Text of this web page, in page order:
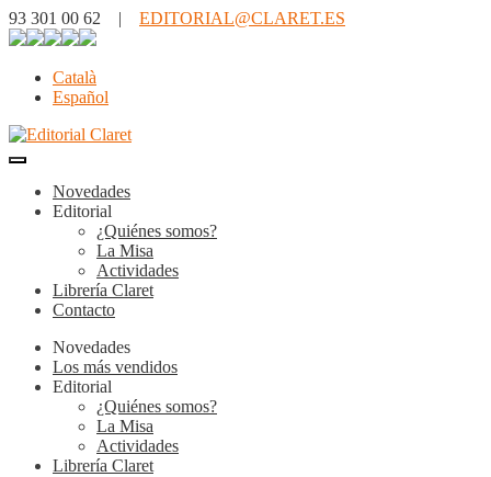
93 301 00 62 | EDITORIAL@CLARET.ES
Català
Español
Novedades
Editorial
¿Quiénes somos?
La Misa
Actividades
Librería Claret
Contacto
Novedades
Los más vendidos
Editorial
¿Quiénes somos?
La Misa
Actividades
Librería Claret